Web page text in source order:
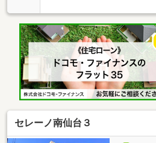
場が割り当てられます。南
（東向きのお部屋が多いマ
は南向きです）
セレーノ南仙台３